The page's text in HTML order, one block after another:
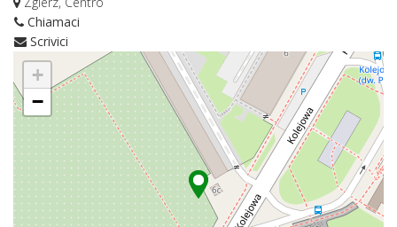
Chiamaci
Scrivici
+
−